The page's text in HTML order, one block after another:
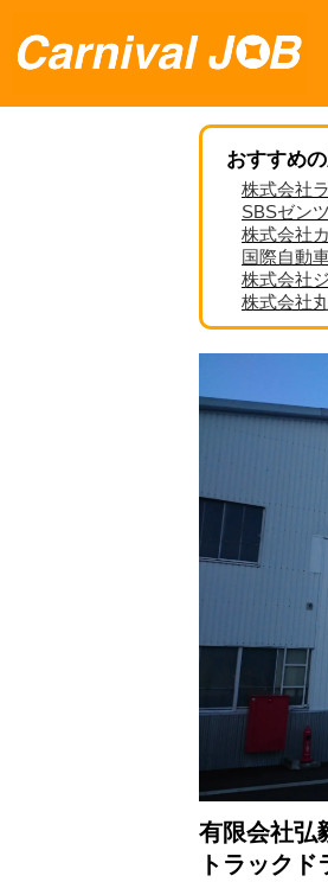
おすすめ
株式会社
SBSゼン
株式会社
国際自動
株式会社
株式会社
有限会社弘
トラック